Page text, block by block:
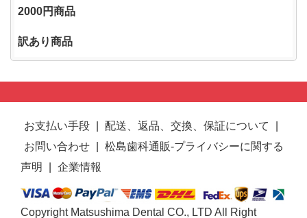
2000円商品
訳あり商品
お支払い手段 配送、返品、交換、保証について
お問い合わせ
松島歯科通販-プライバシーに関する
声明
企業情報
Copyright Matsushima Dental CO., LTD All Right